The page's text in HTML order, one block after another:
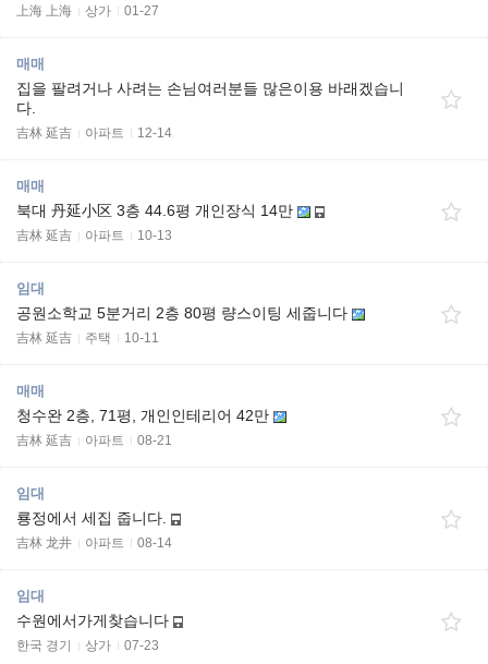
上海 上海 상가 01-27
매매
집을 팔려거나 사려는 손님여러분들 많은이용 바래겠습니
다.
吉林 延吉 아파트 12-14
매매
북대 丹延小区 3층 44.6평 개인장식 14만
吉林 延吉 아파트 10-13
임대
공원소학교 5분거리 2층 80평 량스이팅 세줍니다
吉林 延吉 주택 10-11
매매
청수완 2층, 71평, 개인인테리어 42만
吉林 延吉 아파트 08-21
임대
룡정에서 세집 줍니다.
吉林 龙井 아파트 08-14
임대
수원에서가게찾습니다
한국 경기 상가 07-23